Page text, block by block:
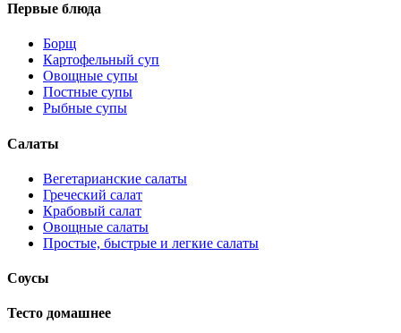
Первые блюда
Борщ
Картофельный суп
Овощные супы
Постные супы
Рыбные супы
Салаты
Вегетарианские салаты
Греческий салат
Крабовый салат
Овощные салаты
Простые, быстрые и легкие салаты
Соусы
Тесто домашнее